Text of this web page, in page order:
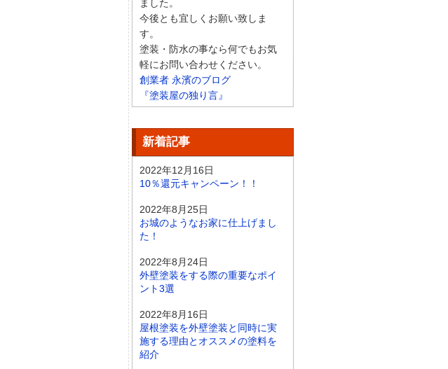
ました。
今後とも宜しくお願い致しま
す。
塗装・防水の事なら何でもお気
軽にお問い合わせください。
創業者 永濱のブログ
『塗装屋の独り言』
新着記事
2022年12月16日
10％還元キャンペーン！！
2022年8月25日
お城のようなお家に仕上げまし
た！
2022年8月24日
外壁塗装をする際の重要なポイ
ント3選
2022年8月16日
屋根塗装を外壁塗装と同時に実
施する理由とオススメの塗料を
紹介